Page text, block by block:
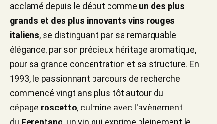
acclamé depuis le début comme un des plus
grands et des plus innovants vins rouges
italiens, se distinguant par sa remarquable
élégance, par son précieux héritage aromatique,
pour sa grande concentration et sa structure. En
1993, le passionnant parcours de recherche
commencé vingt ans plus tôt autour du
cépage roscetto, culmine avec l'avènement
du Ferentano , un vin qui exprime pleinement le